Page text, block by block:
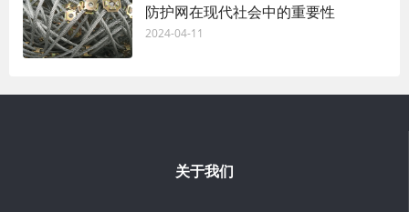
防护网在现代社会中的重要性
2024-04-11
关于我们